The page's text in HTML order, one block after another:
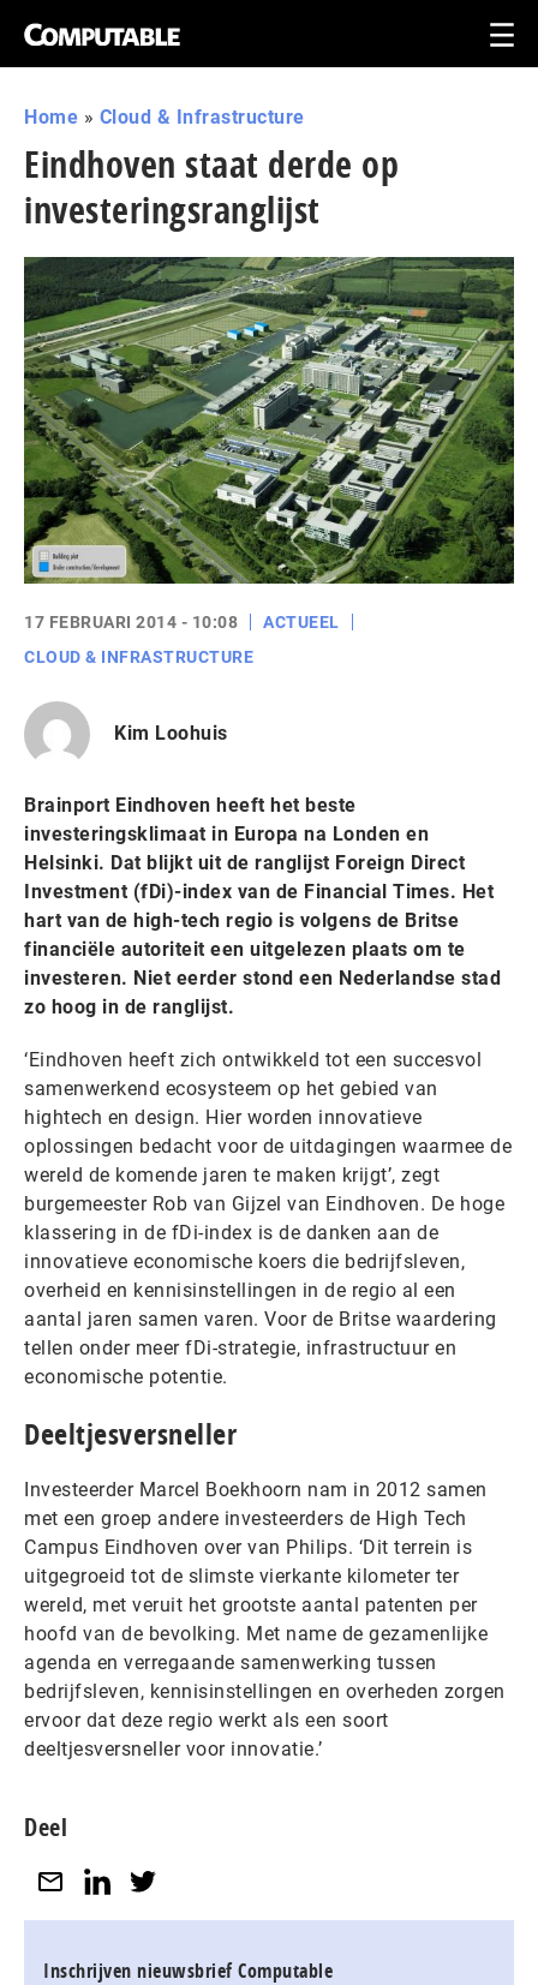
Home » Cloud & Infrastructure
Eindhoven staat derde op
investeringsranglijst
17 FEBRUARI 2014 - 10:08
ACTUEEL
CLOUD & INFRASTRUCTURE
Kim Loohuis
Brainport Eindhoven heeft het beste
investeringsklimaat in Europa na Londen en
Helsinki. Dat blijkt uit de ranglijst Foreign Direct
Investment (fDi)-index van de Financial Times. Het
hart van de high-tech regio is volgens de Britse
financiële autoriteit een uitgelezen plaats om te
investeren. Niet eerder stond een Nederlandse stad
zo hoog in de ranglijst.
‘Eindhoven heeft zich ontwikkeld tot een succesvol
samenwerkend ecosysteem op het gebied van
hightech en design. Hier worden innovatieve
oplossingen bedacht voor de uitdagingen waarmee de
wereld de komende jaren te maken krijgt’, zegt
burgemeester Rob van Gijzel van Eindhoven. De hoge
klassering in de fDi-index is de danken aan de
innovatieve economische koers die bedrijfsleven,
overheid en kennisinstellingen in de regio al een
aantal jaren samen varen. Voor de Britse waardering
tellen onder meer fDi-strategie, infrastructuur en
economische potentie.
Deeltjesversneller
Investeerder Marcel Boekhoorn nam in 2012 samen
met een groep andere investeerders de High Tech
Campus Eindhoven over van Philips. ‘Dit terrein is
uitgegroeid tot de slimste vierkante kilometer ter
wereld, met veruit het grootste aantal patenten per
hoofd van de bevolking. Met name de gezamenlijke
agenda en verregaande samenwerking tussen
bedrijfsleven, kennisinstellingen en overheden zorgen
ervoor dat deze regio werkt als een soort
deeltjesversneller voor innovatie.’
Deel
Inschrijven nieuwsbrief Computable